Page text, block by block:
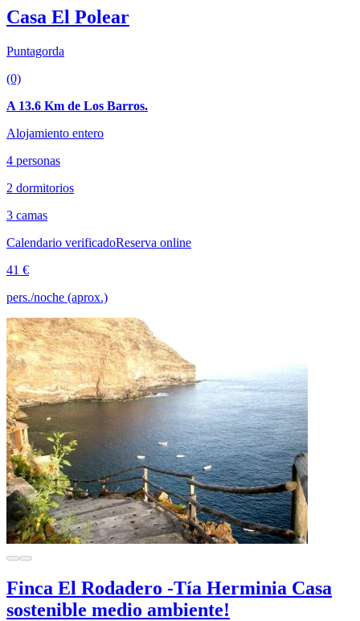
Casa El Polear
Puntagorda
(0)
A 13.6 Km de Los Barros.
Alojamiento entero
4 personas
2 dormitorios
3 camas
Calendario verificadoReserva online
41 €
pers./noche (aprox.)
Finca El Rodadero -Tía Herminia Casa
sostenible medio ambiente!